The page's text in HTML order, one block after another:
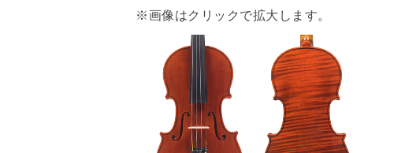
※画像はクリックで拡大します。